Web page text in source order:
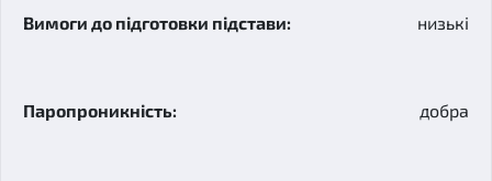
низькі
добра